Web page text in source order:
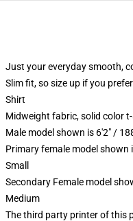
Just your everyday smooth,
Slim fit, so size up if you
Shirt
Midweight fabric, solid color
Male model shown is 6'2" /
Primary female model shown
Small
Secondary Female model
Medium
The third party printer of this